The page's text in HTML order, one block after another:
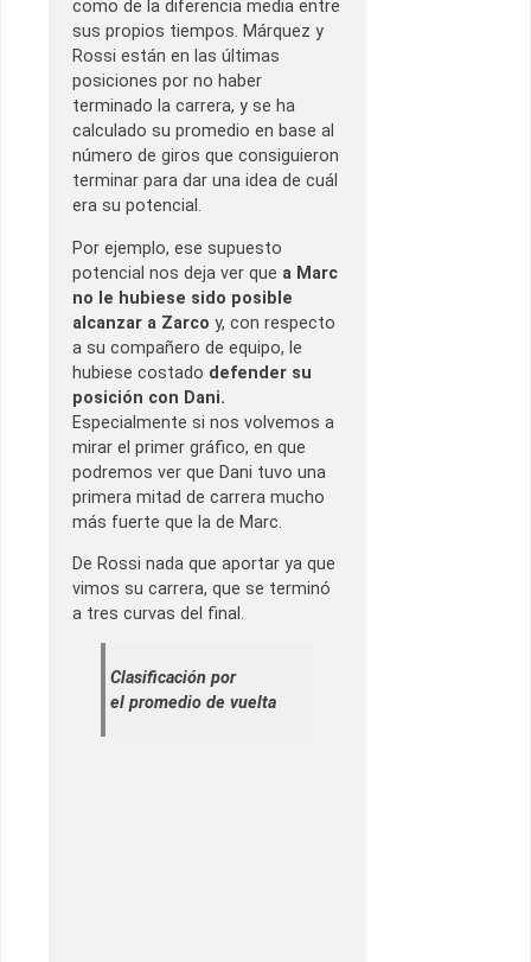
como de la diferencia media entre
sus propios tiempos. Márquez y
Rossi están en las últimas
posiciones por no haber
terminado la carrera, y se ha
calculado su promedio en base al
número de giros que consiguieron
terminar para dar una idea de cuál
era su potencial.
Por ejemplo, ese supuesto
potencial nos deja ver que a Marc
no le hubiese sido posible
alcanzar a Zarco y, con respecto
a su compañero de equipo, le
hubiese costado defender su
posición con Dani.
Especialmente si nos volvemos a
mirar el primer gráfico, en que
podremos ver que Dani tuvo una
primera mitad de carrera mucho
más fuerte que la de Marc.
De Rossi nada que aportar ya que
vimos su carrera, que se terminó
a tres curvas del final.
Clasificación por
el promedio de vuelta